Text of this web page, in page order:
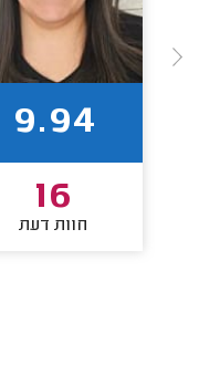
9.94
16
חוות דעת